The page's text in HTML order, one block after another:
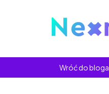
Wróć do bloga